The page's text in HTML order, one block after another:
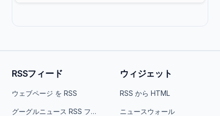
RSSフィード
ウェブページ を RSS
グーグルニュース RSS フィード
ウィジェット
RSS から HTML
ニュースウォール